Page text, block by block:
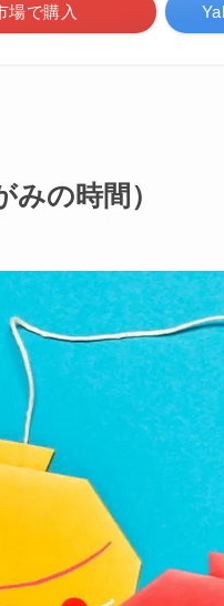
場で購入
の時間）